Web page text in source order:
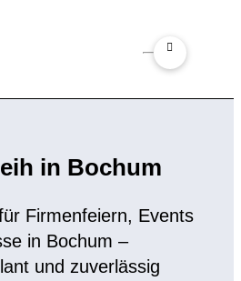
in Bochum
Firmenfeiern, Events
in Bochum –
und zuverlässig